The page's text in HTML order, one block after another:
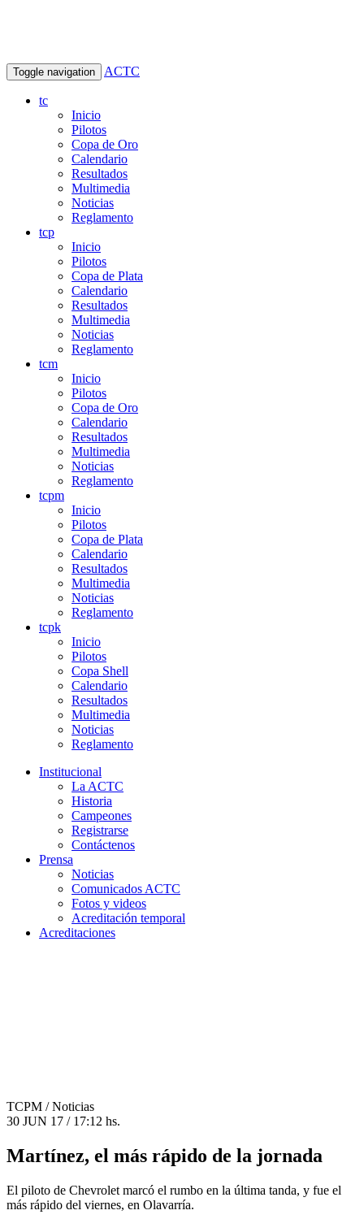
Toggle navigation ACTC
tc
Inicio
Pilotos
Copa de Oro
Calendario
Resultados
Multimedia
Noticias
Reglamento
tcp
Inicio
Pilotos
Copa de Plata
Calendario
Resultados
Multimedia
Noticias
Reglamento
tcm
Inicio
Pilotos
Copa de Oro
Calendario
Resultados
Multimedia
Noticias
Reglamento
tcpm
Inicio
Pilotos
Copa de Plata
Calendario
Resultados
Multimedia
Noticias
Reglamento
tcpk
Inicio
Pilotos
Copa Shell
Calendario
Resultados
Multimedia
Noticias
Reglamento
Institucional
La ACTC
Historia
Campeones
Registrarse
Contáctenos
Prensa
Noticias
Comunicados ACTC
Fotos y videos
Acreditación temporal
Acreditaciones
TCPM / Noticias
30 JUN 17 / 17:12 hs.
Martínez, el más rápido de la jornada
El piloto de Chevrolet marcó el rumbo en la última tanda, y fue el
más rápido del viernes, en Olavarría.